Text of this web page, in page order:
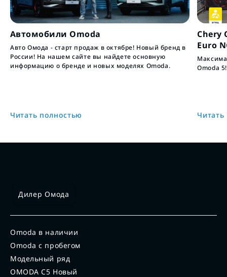
Автомобили Omoda
Авто Омода - старт продаж в октябре! Новый бренд в
России! На нашем сайте вы найдете основную
информацию о бренде и новых моделях Omoda.
Читать полностью
Chery
Euro
Omoda
Дилер Омода
Omoda в наличии
Omoda с пробегом
Модельный ряд
OMODA C5 Новый